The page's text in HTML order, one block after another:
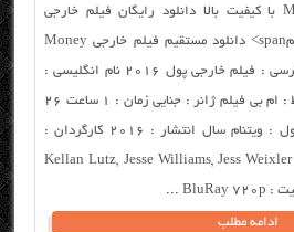
دانلود خارجی Money 2016 با کیفیت بالا دانلود رایگان فیلم خارجی
Money 2016 با لینک مفیلمspan> دانلود مستقیم فیلم خارجی Money
2016 از سرور سایت نام فارسی : فیلم خارجی پول ۲۰۱۶ نام انگلیسی :
Money 2016 باز نشر توسط : ام بی فیلم ژانر : جنایی زمان : ۱ ساعت ۲۶
دقیقه زبان : انگلیسی محصول : ویتنام سال انتشار : ۲۰۱۶ کارگردان :
Martín Rosete ستارگان : Kellan Lutz, Jesse Williams, Jess Weixler
ادامه مطلب